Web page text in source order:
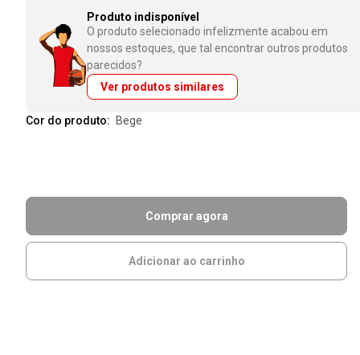
Produto indisponível
O produto selecionado infelizmente acabou em
nossos estoques, que tal encontrar outros produtos
parecidos?
Ver produtos similares
Cor do produto: bege
Comprar agora
Adicionar ao carrinho